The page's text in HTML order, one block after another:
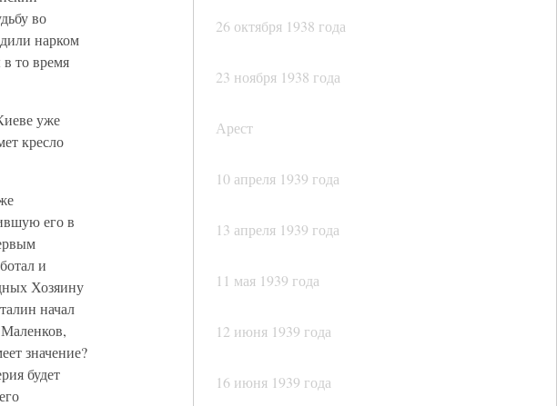
26 октября 1938 года
23 ноября 1938 года
Арест
10 апреля 1939 года
13 апреля 1939 года
11 мая 1939 года
12 июня 1939 года
16 июня 1939 года
во
нарком
то время
уже
кресло
его в
и
Хозяину
начал
значение?
будет